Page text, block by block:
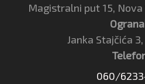
Magistralni put 15, Nova
Janka Stajčića
060/